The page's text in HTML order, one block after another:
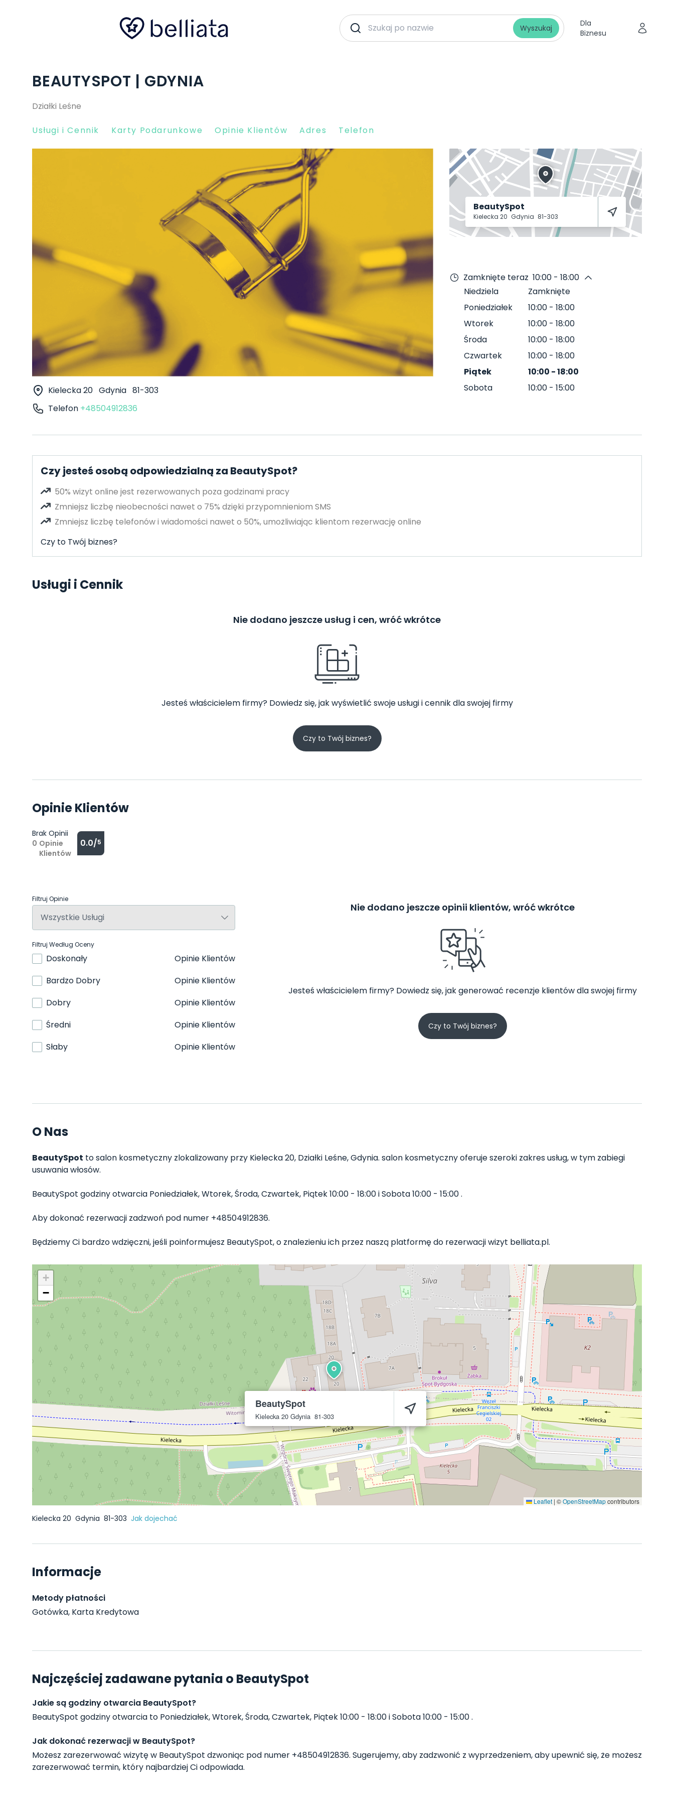
Wyszukaj
Dla
Biznesu
BEAUTYSPOT | GDYNIA
Działki Leśne
Usługi i Cennik Karty Podarunkowe Opinie Klientów Adres Telefon
Kielecka 20 Gdynia 81-303
Telefon +48504912836
BeautySpot
Kielecka 20 Gdynia 81-303
Zamknięte teraz 10:00 - 18:00
Niedziela
Zamknięte
Poniedziałek
10:00 - 18:00
Wtorek
10:00 - 18:00
Środa
10:00 - 18:00
Czwartek
10:00 - 18:00
Piątek
10:00 -18:00
Sobota
10:00 - 15:00
Czy jesteś osobą odpowiedzialną za BeautySpot?
50% wizyt online jest rezerwowanych poza godzinami pracy
Zmniejsz liczbę nieobecności nawet o 75% dzięki przypomnieniom SMS
Zmniejsz liczbę telefonów i wiadomości nawet o 50%, umożliwiając klientom rezerwację online
Czy to Twój biznes?
Usługi i Cennik
Nie dodano jeszcze usług i cen, wróć wkrótce
Jesteś właścicielem firmy? Dowiedz się, jak wyświetlić swoje usługi i cennik dla swojej firmy
Czy to Twój biznes?
Opinie Klientów
Brak Opinii
0 Opinie
Klientów
0.0/5
Filtruj Opinie
Filtruj Według Oceny
Doskonały
Opinie Klientów
Bardzo Dobry
Opinie Klientów
Dobry
Opinie Klientów
Średni
Opinie Klientów
Słaby
Opinie Klientów
Nie dodano jeszcze opinii klientów, wróć wkrótce
Jesteś właścicielem firmy? Dowiedz się, jak generować recenzje klientów dla swojej firmy
Czy to Twój biznes?
O Nas
BeautySpot to salon kosmetyczny zlokalizowany przy Kielecka 20, Działki Leśne, Gdynia. salon kosmetyczny oferuje szeroki zakres usług, w tym zabiegi
usuwania włosów.
BeautySpot godziny otwarcia Poniedziałek, Wtorek, Środa, Czwartek, Piątek 10:00 - 18:00 i Sobota 10:00 - 15:00 .
Aby dokonać rezerwacji zadzwoń pod numer +48504912836.
Będziemy Ci bardzo wdzięczni, jeśli poinformujesz BeautySpot, o znalezieniu ich przez naszą platformę do rezerwacji wizyt belliata.pl.
BeautySpot
Kielecka 20 Gdynia 81-303
+
−
Leaflet | ©OpenStreetMapcontributors
Kielecka 20 Gdynia 81-303 Jak dojechać
Informacje
Metody płatności
Gotówka, Karta Kredytowa
Najczęściej zadawane pytania o BeautySpot
Jakie są godziny otwarcia BeautySpot?
BeautySpot godziny otwarcia to Poniedziałek, Wtorek, Środa, Czwartek, Piątek 10:00 - 18:00 i Sobota 10:00 - 15:00 .
Jak dokonać rezerwacji w BeautySpot?
Możesz zarezerwować wizytę w BeautySpot dzwoniąc pod numer +48504912836. Sugerujemy, aby zadzwonić z wyprzedzeniem, aby upewnić się, że możesz
zarezerwować termin, który najbardziej Ci odpowiada.